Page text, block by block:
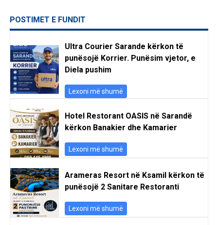
POSTIMET E FUNDIT
Ultra Courier Sarande kërkon të
punësojë Korrier. Punësim vjetor, e
Diela pushim
Lexoni më shumë
Hotel Restorant OASIS në Sarandë
kërkon Banakier dhe Kamarier
Lexoni më shumë
Arameras Resort në Ksamil kërkon të
punësojë 2 Sanitare Restoranti
Lexoni më shumë